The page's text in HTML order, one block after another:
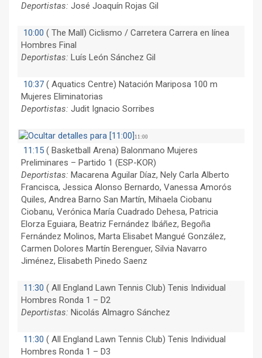
Deportistas: José Joaquín Rojas Gil
10:00 ( The Mall) Ciclismo / Carretera Carrera en línea
Hombres Final
Deportistas: Luís León Sánchez Gil
10:37 ( Aquatics Centre) Natación Mariposa 100 m
Mujeres Eliminatorias
Deportistas: Judit Ignacio Sorribes
11:00
11:15 ( Basketball Arena) Balonmano Mujeres
Preliminares – Partido 1 (ESP-KOR)
Deportistas: Macarena Aguilar Díaz, Nely Carla Alberto
Francisca, Jessica Alonso Bernardo, Vanessa Amorós
Quiles, Andrea Barno San Martín, Mihaela Ciobanu
Ciobanu, Verónica María Cuadrado Dehesa, Patricia
Elorza Eguiara, Beatriz Fernández Ibáñez, Begoña
Fernández Molinos, Marta Elisabet Mangué González,
Carmen Dolores Martín Berenguer, Silvia Navarro
Jiménez, Elisabeth Pinedo Saenz
11:30 ( All England Lawn Tennis Club) Tenis Individual
Hombres Ronda 1 – D2
Deportistas: Nicolás Almagro Sánchez
11:30 ( All England Lawn Tennis Club) Tenis Individual
Hombres Ronda 1 – D3